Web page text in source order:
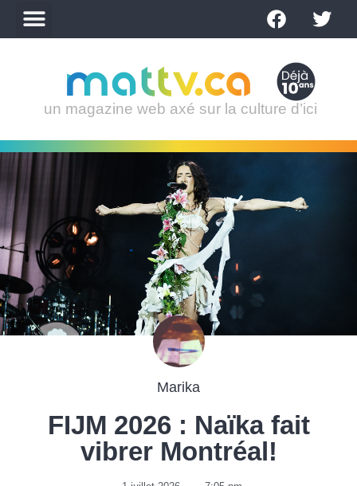
un magazine web axé sur la culture d’ici
Marika
FIJM 2026 : Naïka fait
vibrer Montréal!